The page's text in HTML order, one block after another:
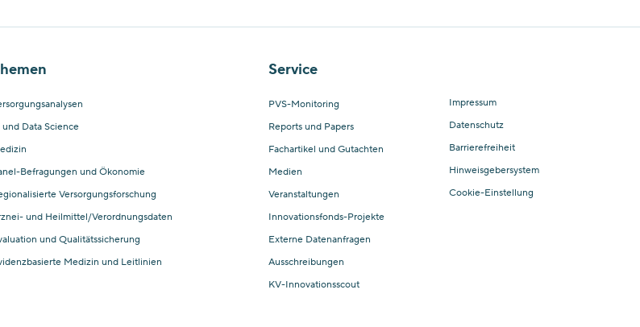
und Data Science
Befragungen und Ökonomie
Versorgungsforschung
und Heilmittel/Verordnungsdaten
und Qualitätssicherung
Medizin und Leitlinien
Service
PVS-Monitoring
Reports und Papers
Fachartikel und Gutachten
Medien
Veranstaltungen
Innovationsfonds-Projekte
Externe Datenanfragen
Ausschreibungen
KV-Innovationsscout
Impressum
Datenschutz
Barrierefreiheit
Hinweisgebersystem
Cookie-Einstellung